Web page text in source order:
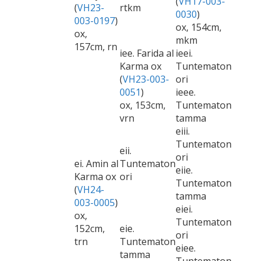
(VH23-
003-0197)
ox,
157cm, rn
rtkm
0030)
ox, 154cm,
mkm
iee. Farida al
Karma ox
(VH23-003-
0051)
ox, 153cm,
vrn
ieei.
Tuntematon
ori
ieee.
Tuntematon
tamma
ei. Amin al
Karma ox
(VH24-
003-0005)
ox,
152cm,
trn
eii.
Tuntematon
ori
eiii.
Tuntematon
ori
eiie.
Tuntematon
tamma
eie.
Tuntematon
tamma
eiei.
Tuntematon
ori
eiee.